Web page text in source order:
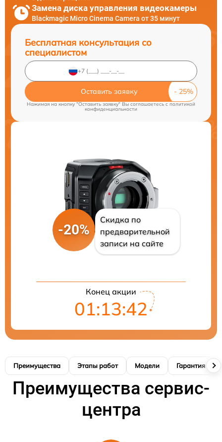
Замена диска управления видеокамеры
Blackmagic Micro Cinema Camera от 35 минут
Бесплатная консультация со
специалистом
Оставить заявку
Нажимая на кнопку "Оставить заявку" Вы соглашаетесь cполитикой
конфиденциальности
-20%
Скидка по
предварительной
записи на сайте
Конец акции
01:13:41
Преимущества Этапы работ Модели Гарантия
Преимущества сервис-
центра